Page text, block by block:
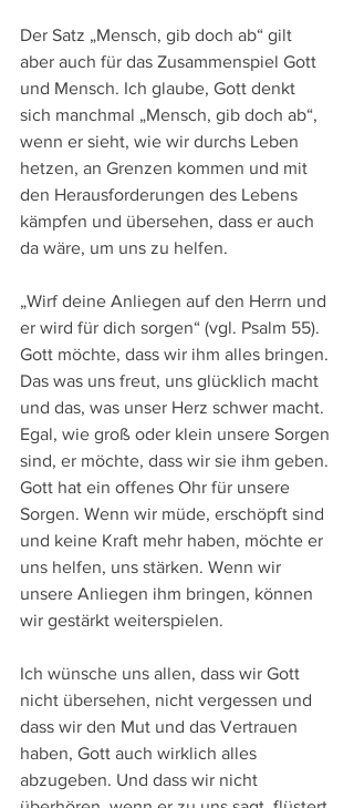
Der Satz „Mensch, gib doch ab“ gilt
aber auch für das Zusammenspiel Gott
und Mensch. Ich glaube, Gott denkt
sich manchmal „Mensch, gib doch ab“,
wenn er sieht, wie wir durchs Leben
hetzen, an Grenzen kommen und mit
den Herausforderungen des Lebens
kämpfen und übersehen, dass er auch
da wäre, um uns zu helfen.
„Wirf deine Anliegen auf den Herrn und
er wird für dich sorgen“ (vgl. Psalm 55).
Gott möchte, dass wir ihm alles bringen.
Das was uns freut, uns glücklich macht
und das, was unser Herz schwer macht.
Egal, wie groß oder klein unsere Sorgen
sind, er möchte, dass wir sie ihm geben.
Gott hat ein offenes Ohr für unsere
Sorgen. Wenn wir müde, erschöpft sind
und keine Kraft mehr haben, möchte er
uns helfen, uns stärken. Wenn wir
unsere Anliegen ihm bringen, können
wir gestärkt weiterspielen.
Ich wünsche uns allen, dass wir Gott
nicht übersehen, nicht vergessen und
dass wir den Mut und das Vertrauen
haben, Gott auch wirklich alles
abzugeben. Und dass wir nicht